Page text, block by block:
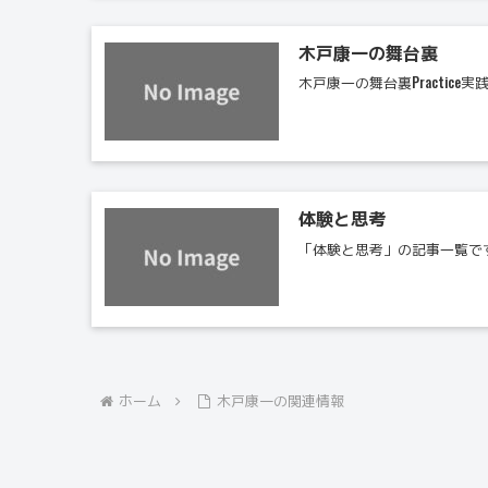
木戸康一の舞台裏
木戸康一の舞台裏Practice実
体験と思考
「体験と思考」の記事一覧で
ホーム 木戸康一の関連情報